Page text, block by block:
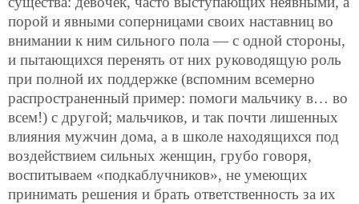
порой и явными соперницами своих наставниц во
внимании к ним сильного пола — с одной стороны,
и пытающихся перенять от них руководящую роль
при полной их поддержке (вспомним всемерно
распространенный пример: помоги мальчику в… во
всем!) с другой; мальчиков, и так почти лишенных
влияния мужчин дома, а в школе находящихся под
воздействием сильных женщин, грубо говоря,
воспитываем «подкаблучников», не умеющих
принимать решения и брать ответственность за их